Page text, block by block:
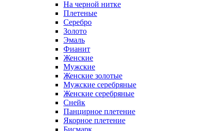
На черной нитке
Плетеные
Серебро
Золото
Эмаль
Фианит
Женские
Мужские
Женские золотые
Мужские серебряные
Женские серебряные
Снейк
Панцирное плетение
Якорное плетение
Бисмарк